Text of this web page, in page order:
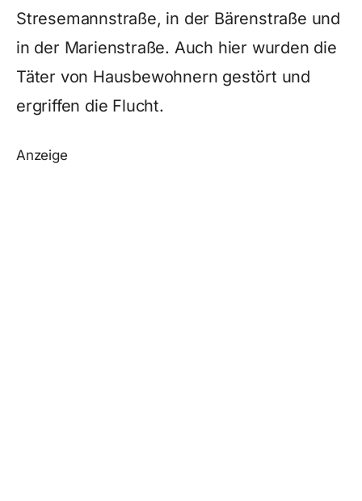
Stresemannstraße, in der Bärenstraße und
in der Marienstraße. Auch hier wurden die
Täter von Hausbewohnern gestört und
ergriffen die Flucht.
Anzeige